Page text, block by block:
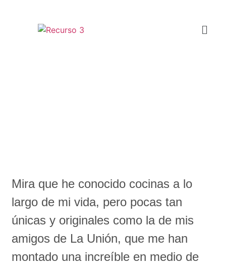
Mira que he conocido cocinas a lo
largo de mi vida, pero pocas tan
únicas y originales como la de mis
amigos de La Unión, que me han
montado una increíble en medio de